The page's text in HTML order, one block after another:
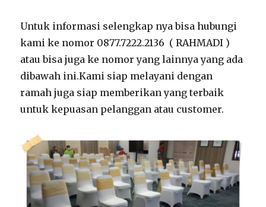
Untuk informasi selengkap nya bisa hubungi
kami ke nomor 0877.7222.2136 ( RAHMADI )
atau bisa juga ke nomor yang lainnya yang ada
dibawah ini.Kami siap melayani dengan
ramah juga siap memberikan yang terbaik
untuk kepuasan pelanggan atau customer.